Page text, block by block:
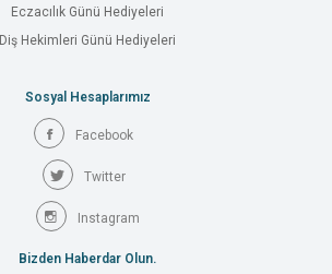
Eczacılık Günü Hediyeleri
Diş Hekimleri Günü Hediyeleri
Sosyal Hesaplarımız
Facebook
Twitter
Instagram
Bizden Haberdar Olun.